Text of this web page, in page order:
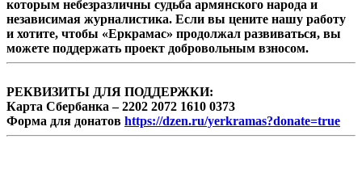
международных усилий. Воочию видно,
что Иран активизировал свои публичные
оценки в темах, по которым раньше
старался громко не высказываться.
Апофеозом новых манер Ирана стала
которым небезразличны судьба армянского народа и
независимая журналистика. Если вы цените нашу работу
и хотите, чтобы «Еркрамас» продолжал развиваться, вы
можете поддержать проект добровольным взносом.
РЕКВИЗИТЫ ДЛЯ ПОДДЕРЖКИ:
Карта Сбербанка – 2202 2072 1610 0373
Форма для донатов https://dzen.ru/yerkramas?donate=true